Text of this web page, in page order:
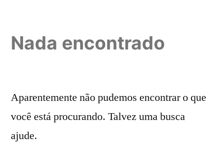
Nada encontrado
Aparentemente não pudemos encontrar o que
você está procurando. Talvez uma busca
ajude.